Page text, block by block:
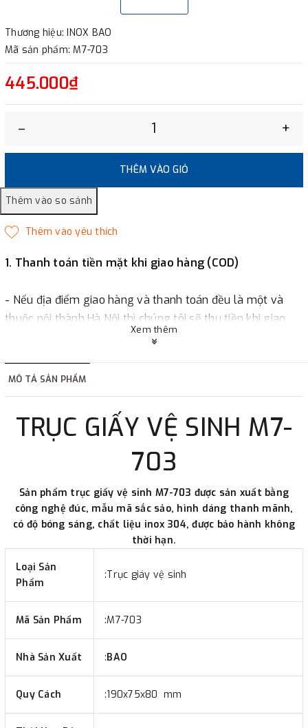
Thương hiệu: INOX BAO
Mã sản phẩm: M7-703
445.000₫
– +
THÊM VÀO GIỎ
1. Thanh toán tiền mặt khi giao hàng (COD)
- Nếu địa điểm giao hàng và thanh toán đều là một và
thuộc nội thành Hà Nội thì chúng tôi sẽ thu tiền khi giao
hàng hoặc khách hàng đặt tiền trước một phần giá trị đơn
2. Thanh toán trực tiếp tại :
Showroom Thanh Hương Địa chỉ : 23 phố Cát Linh,
phường Cát Linh, quận Đống Đa, Hà Nội.
3. Chuyển khoản qua ngân hàng
- Nếu địa điểm giao hàng khác với địa điểm thanh toán
hoặc với những đơn đặt hàng ngoài nội thành Hà Nội.
Chúng tôi sẽ thu tiền trước 100% giá trị hàng + phí vận
chuyển theo cước phí tính trong chính sách vận chuyển
- Sau khi có thông tin xác thực đã chuyển tiền của quý
khách, chúng tôi sẽ thực hiện đơn hàng theo yêu cầu.
Xem thêm
MÔ TẢ SẢN PHẨM
TRỤC GIẤY VỆ SINH M7-
703
Sản phẩm trục giấy vệ sinh M7-703 được sản xuất bằng
công nghệ đúc, mẫu mã sắc sảo, hình dáng thanh mãnh,
có độ bóng sáng, chất liệu inox 304, được bảo hành không
thời hạn.
Loại Sản
Phẩm
:Trục giáy vệ sinh
Mã Sản Phẩm :M7-703
Nhà Sản Xuất :BAO
Quy Cách :190x75x80 mm